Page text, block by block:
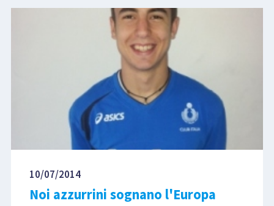
10/07/2014
Noi azzurrini sognano l'Europa